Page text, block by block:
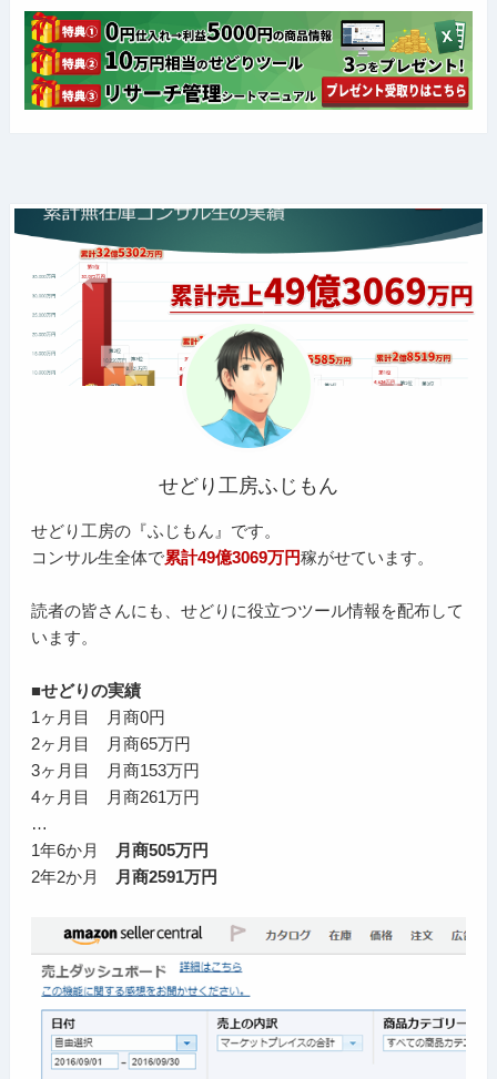
せどり工房ふじもん
せどり工房の『ふじもん』です。
コンサル生全体で累計49億3069万円稼がせています。
読者の皆さんにも、せどりに役立つツール情報を配布して
います。
■せどりの実績
1ヶ月目 月商0円
2ヶ月目 月商65万円
3ヶ月目 月商153万円
4ヶ月目 月商261万円
…
1年6か月
月商505万円
2年2か月
月商2591万円